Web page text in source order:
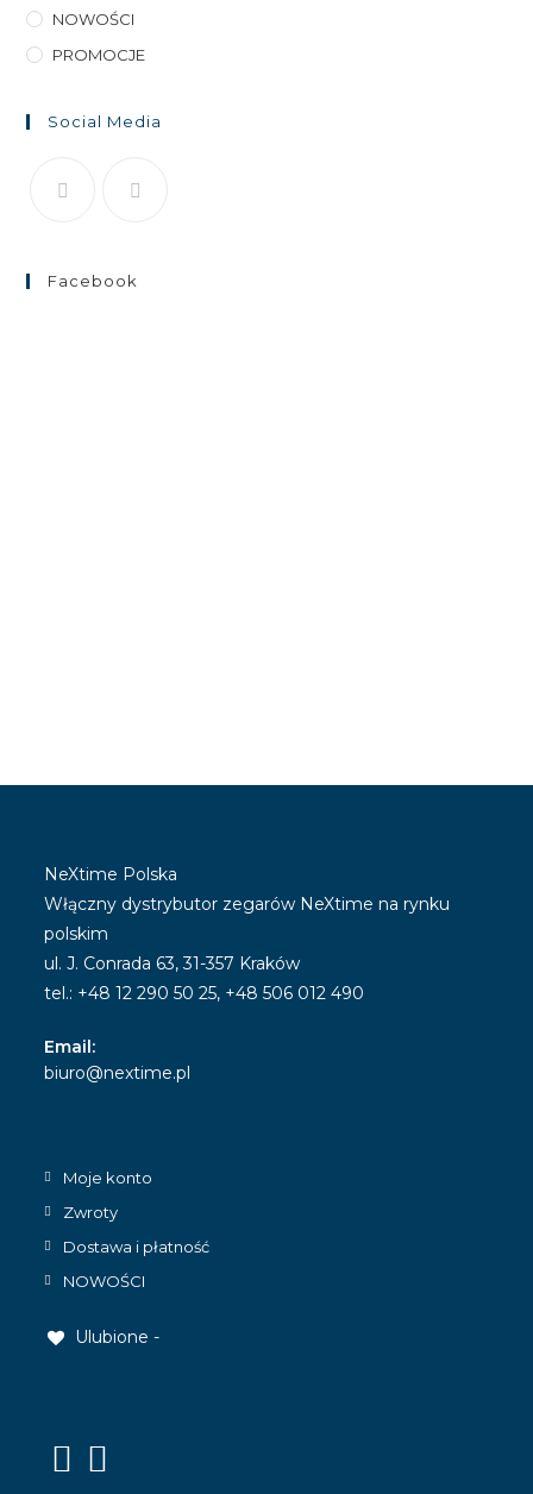
NOWOŚCI
PROMOCJE
Social Media
Facebook
NeXtime Polska
Włączny dystrybutor zegarów NeXtime na rynku
polskim
ul. J. Conrada 63, 31-357 Kraków
tel.: +48 12 290 50 25, +48 506 012 490
Email:
biuro@nextime.pl
Moje konto
Zwroty
Dostawa i płatność
NOWOŚCI
Ulubione -